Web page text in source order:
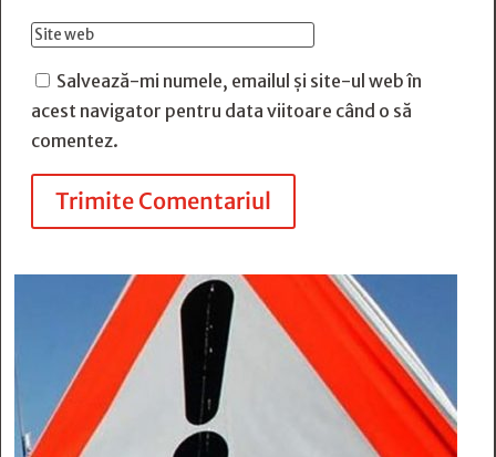
Salvează-mi numele, emailul și site-ul web în
acest navigator pentru data viitoare când o să
comentez.
Trimite Comentariul